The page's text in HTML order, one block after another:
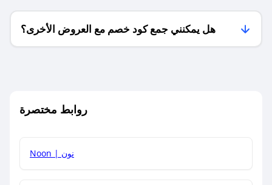
هل يمكنني جمع كود خصم مع العروض الأخرى؟
روابط مختصرة
Noon | نون